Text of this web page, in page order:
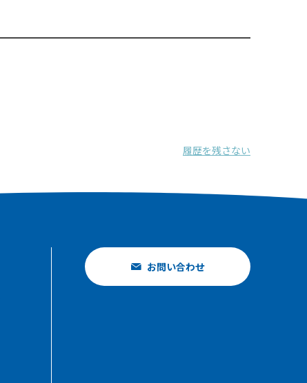
履歴を残さない
お問い合わせ